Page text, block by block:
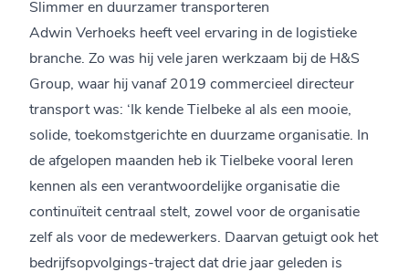
Slimmer en duurzamer transporteren
Adwin Verhoeks heeft veel ervaring in de logistieke
branche. Zo was hij vele jaren werkzaam bij de H&S
Group, waar hij vanaf 2019 commercieel directeur
transport was: ‘Ik kende Tielbeke al als een mooie,
solide, toekomstgerichte en duurzame organisatie. In
de afgelopen maanden heb ik Tielbeke vooral leren
kennen als een verantwoordelijke organisatie die
continuïteit centraal stelt, zowel voor de organisatie
zelf als voor de medewerkers. Daarvan getuigt ook het
bedrijfsopvolgings-traject dat drie jaar geleden is